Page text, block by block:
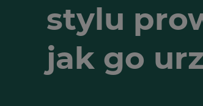
stylu
jak go